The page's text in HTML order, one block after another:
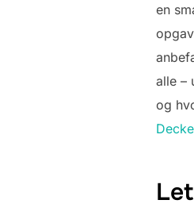
en
alle –
og